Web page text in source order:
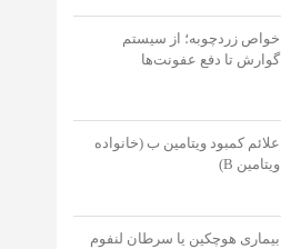
خواص زردچوبه؛ از سیستم
گوارش تا دفع عفونت‌‌ها
علائم کمبود ویتامین ب (خانواده
ویتامین B)
بیماری هوچکین یا سرطان لنفوم